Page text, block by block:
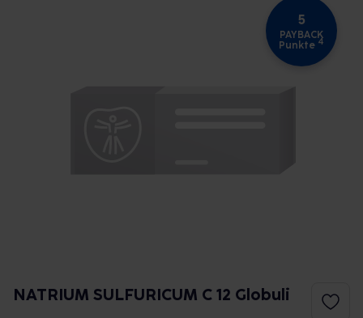
5
PAYBACK
Punkte 4
NATRIUM SULFURICUM C 12 Globuli